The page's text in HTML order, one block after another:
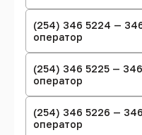
(254) 346 5224 —
оператор
(254) 346 5225 —
оператор
(254) 346 5226 —
оператор